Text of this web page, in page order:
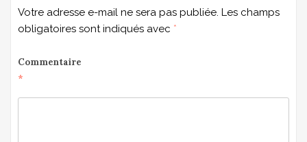
Votre adresse e-mail ne sera pas publiée. Les champs
obligatoires sont indiqués avec *
Commentaire
*